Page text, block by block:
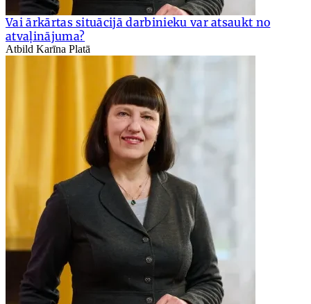
Vai ārkārtas situācijā darbinieku var atsaukt no
atvaļinājuma?
Atbild Karīna Platā